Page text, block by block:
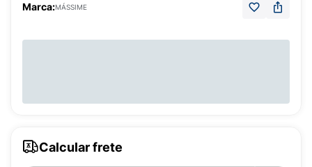
Marca:MÁSSIME
Calcular frete